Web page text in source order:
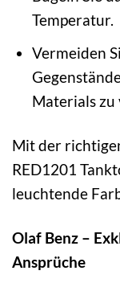
Temperatur.
Vermeiden
Materials zu
Mit der
RED1201
leuchtende
Olaf Benz –
Ansprüche